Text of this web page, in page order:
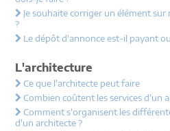
Je souhaite corriger un élément
?
Le dépôt d'annonce est-il payant
L'architecture
Ce que l'architecte peut faire
Combien coûtent les services d'un
Comment s'organisent les
d'un architecte ?